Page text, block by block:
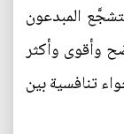
المبدعون
وأقوى وأكثر
تنافسية بين